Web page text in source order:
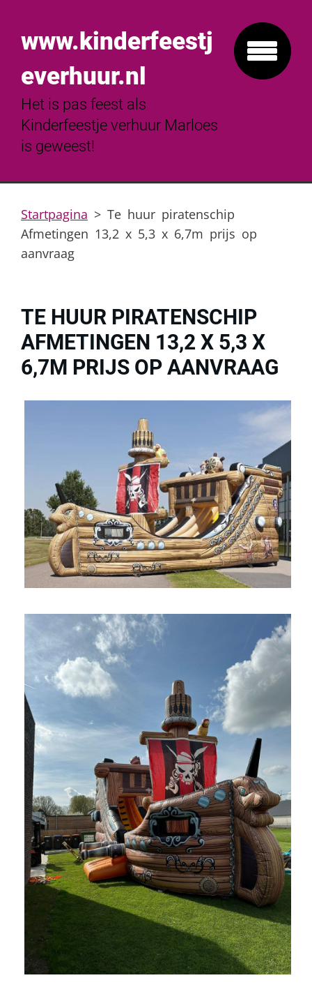
www.kinderfeestj
everhuur.nl
Het is pas feest als
Kinderfeestje verhuur Marloes
is geweest!
Startpagina > Te huur piratenschip
Afmetingen 13,2 x 5,3 x 6,7m prijs op
aanvraag
TE HUUR PIRATENSCHIP
AFMETINGEN 13,2 X 5,3 X
6,7M PRIJS OP AANVRAAG